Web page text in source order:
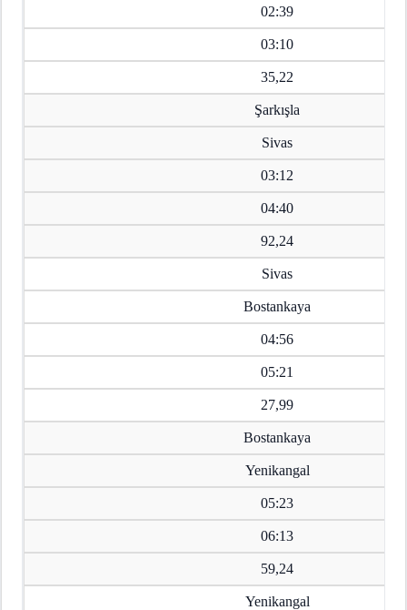
02:39
03:10
35,22
Şarkışla
Sivas
03:12
04:40
92,24
Sivas
Bostankaya
04:56
05:21
27,99
Bostankaya
Yenikangal
05:23
06:13
59,24
Yenikangal